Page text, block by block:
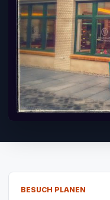
BESUCH PLANEN